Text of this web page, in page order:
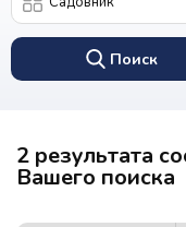
Поиск
2 результата
Вашего поиска